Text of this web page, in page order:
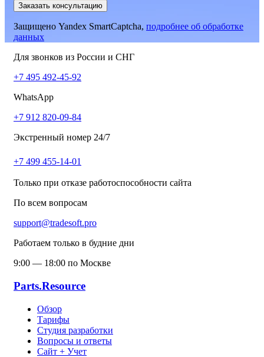
Заказать консультацию
Защищено Yandex SmartCaptcha, подробнее об обработке
данных
Для звонков из России и СНГ
+7 495 492-45-92
WhatsApp
+7 912 820-09-84
Экстренный номер 24/7
+7 499 455-14-01
Только при отказе работоспособности сайта
По всем вопросам
support@tradesoft.pro
Работаем только в будние дни
9:00 — 18:00 по Москве
Parts.Resource
Обзор
Тарифы
Студия разработки
Вопросы и ответы
Сайт + Учет